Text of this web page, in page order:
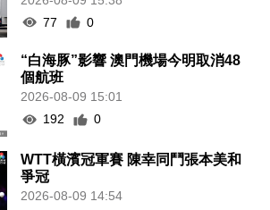
77
0
“白海豚”影響 澳門機場今明取消48
個航班
2026-08-09 15:01
192
0
WTT橫濱冠軍賽 陳幸同鬥張本美和
爭冠
2026-08-09 14:54